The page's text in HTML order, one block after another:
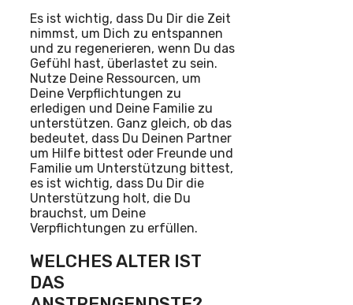
Es ist wichtig, dass Du Dir die Zeit
nimmst, um Dich zu entspannen
und zu regenerieren, wenn Du das
Gefühl hast, überlastet zu sein.
Nutze Deine Ressourcen, um
Deine Verpflichtungen zu
erledigen und Deine Familie zu
unterstützen. Ganz gleich, ob das
bedeutet, dass Du Deinen Partner
um Hilfe bittest oder Freunde und
Familie um Unterstützung bittest,
es ist wichtig, dass Du Dir die
Unterstützung holt, die Du
brauchst, um Deine
Verpflichtungen zu erfüllen.
WELCHES ALTER IST
DAS